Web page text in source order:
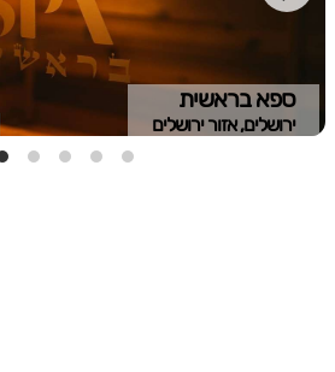
ספא בראשית
ירושלים, אזור ירושלים